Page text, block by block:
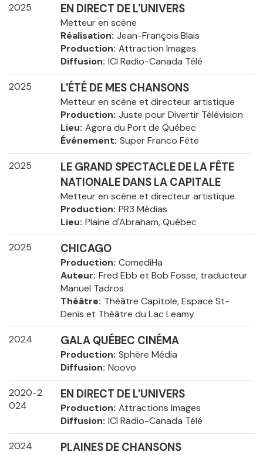
2025 EN DIRECT DE L'UNIVERS
Metteur en scène
Réalisation Jean-François Blais
Production Attraction Images
Diffusion ICI Radio-Canada Télé
2025 L'ÉTÉ DE MES CHANSONS
Metteur en scène et directeur artistique
Production Juste pour Divertir Télévision
Lieu Agora du Port de Québec
Événement Super Franco Fête
2025
LE GRAND SPECTACLE DE LA FÊTE
NATIONALE DANS LA CAPITALE
Metteur en scène et directeur artistique
Production PR3 Médias
Lieu Plaine d'Abraham, Québec
2025 CHICAGO
Production ComediHa
Auteur Fred Ebb et Bob Fosse, traducteur
Manuel Tadros
Théâtre Théâtre Capitole, Espace St-
Denis et Théâtre du Lac Leamy
2024 GALA QUÉBEC CINÉMA
Production Sphère Média
Diffusion Noovo
2020-2
024
EN DIRECT DE L'UNIVERS
Production Attractions Images
Diffusion ICI Radio-Canada Télé
2024 PLAINES DE CHANSONS